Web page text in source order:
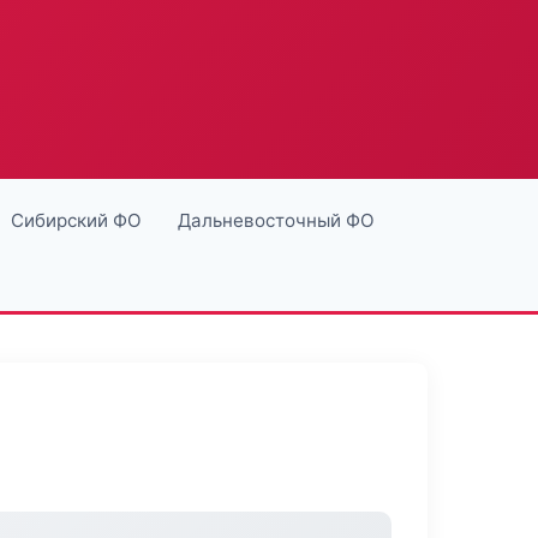
Сибирский ФО Дальневосточный ФО